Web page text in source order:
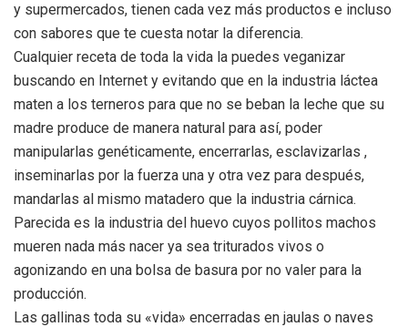
y supermercados, tienen cada vez más productos e incluso
con sabores que te cuesta notar la diferencia.
Cualquier receta de toda la vida la puedes veganizar
buscando en Internet y evitando que en la industria láctea
maten a los terneros para que no se beban la leche que su
madre produce de manera natural para así, poder
manipularlas genéticamente, encerrarlas, esclavizarlas ,
inseminarlas por la fuerza una y otra vez para después,
mandarlas al mismo matadero que la industria cárnica.
Parecida es la industria del huevo cuyos pollitos machos
mueren nada más nacer ya sea triturados vivos o
agonizando en una bolsa de basura por no valer para la
producción.
Las gallinas toda su «vida» encerradas en jaulas o naves